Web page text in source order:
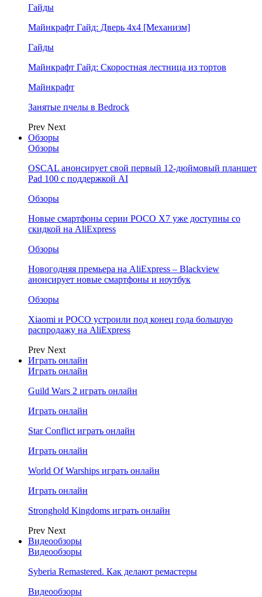
Гайды
Майнкрафт Гайд: Дверь 4х4 [Механизм]
Гайды
Майнкрафт Гайд: Скоростная лестница из тортов
Майнкрафт
Занятые пчелы в Bedrock
Prev Next
Обзоры
Обзоры
OSCAL анонсирует свой первый 12-дюймовый планшет
Pad 100 с поддержкой AI
Обзоры
Новые смартфоны серии POCO X7 уже доступны со
скидкой на AliExpress
Обзоры
Новогодняя премьера на AliExpress – Blackview
анонсирует новые смартфоны и ноутбук
Обзоры
Xiaomi и POCO устроили под конец года большую
распродажу на AliExpress
Prev Next
Играть онлайн
Играть онлайн
Guild Wars 2 играть онлайн
Играть онлайн
Star Conflict играть онлайн
Играть онлайн
World Of Warships играть онлайн
Играть онлайн
Stronghold Kingdoms играть онлайн
Prev Next
Видеообзоры
Видеообзоры
Syberia Remastered. Как делают ремастеры
Видеообзоры